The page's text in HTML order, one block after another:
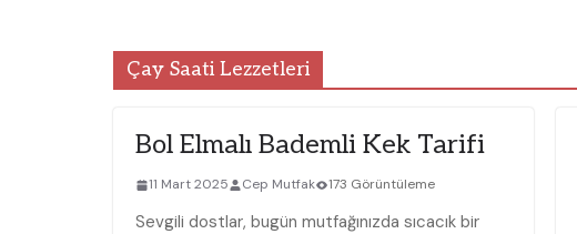
Çay Saati Lezzetleri
Bol Elmalı Bademli Kek Tarifi
11 Mart 2025 Cep Mutfak 173 Görüntüleme
Sevgili dostlar, bugün mutfağınızda sıcacık bir